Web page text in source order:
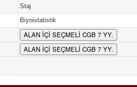
Staj
Biyoistatistik
ALAN İÇİ SEÇMELİ CGB 7 YY.
ALAN İÇİ SEÇMELİ CGB 7 YY.